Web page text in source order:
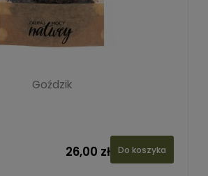
Goździk
26,00 zł Do koszyka